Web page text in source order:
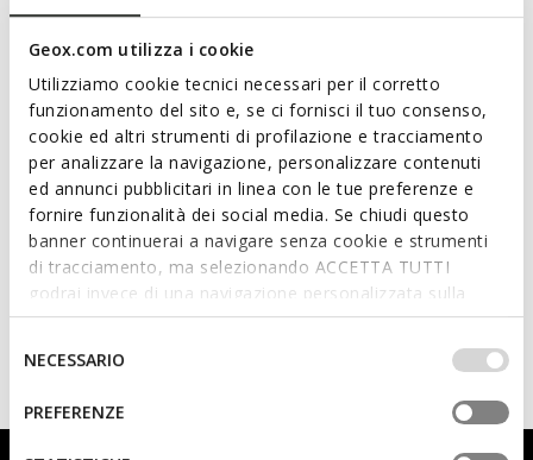
Geox.com utilizza i cookie
Utilizziamo cookie tecnici necessari per il corretto
funzionamento del sito e, se ci fornisci il tuo consenso,
cookie ed altri strumenti di profilazione e tracciamento
per analizzare la navigazione, personalizzare contenuti
ed annunci pubblicitari in linea con le tue preferenze e
fornire funzionalità dei social media. Se chiudi questo
banner continuerai a navigare senza cookie e strumenti
di tracciamento, ma selezionando ACCETTA TUTTI
godrai invece di una navigazione personalizzata sulla
base dei tuoi gusti ed interessi. Selezionando
IMPOSTAZIONI potrai anche scegliere quali cookies ed
altri strumenti di tracciamento autorizzare. Per maggiori
informazioni o per modificare in qualsiasi momento le
tue impostazioni, visita la nostra
del
consenso
NECESSARIO
PREFERENZE
Order email*
SUBMIT A RETURN
OR